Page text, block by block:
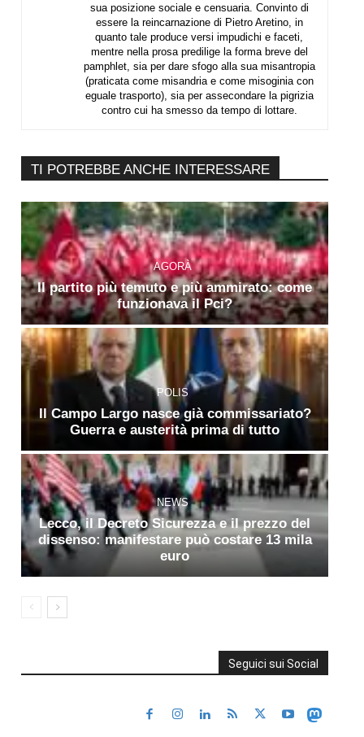
sua posizione sociale e censuaria. Convinto di
essere la reincarnazione di Pietro Aretino, in
quanto tale produce versi impudichi e faceti,
mentre nella prosa predilige la forma breve del
pamphlet, sia per dare sfogo alla sua misantropia
(praticata come misandria e come misoginia con
eguale trasporto), sia per assecondare la pigrizia
contro cui ha smesso da tempo di lottare.
TI POTREBBE ANCHE INTERESSARE
AGORÀ
Il partito più temuto e più ammirato: come
funzionava il Pci?
POLIS
Il Campo Largo nasce già commissariato?
Guerra e austerità prima di tutto
NEWS
Lecco, il Decreto Sicurezza e il prezzo del
dissenso: manifestare può costare 13 mila
euro
Seguici sui Social